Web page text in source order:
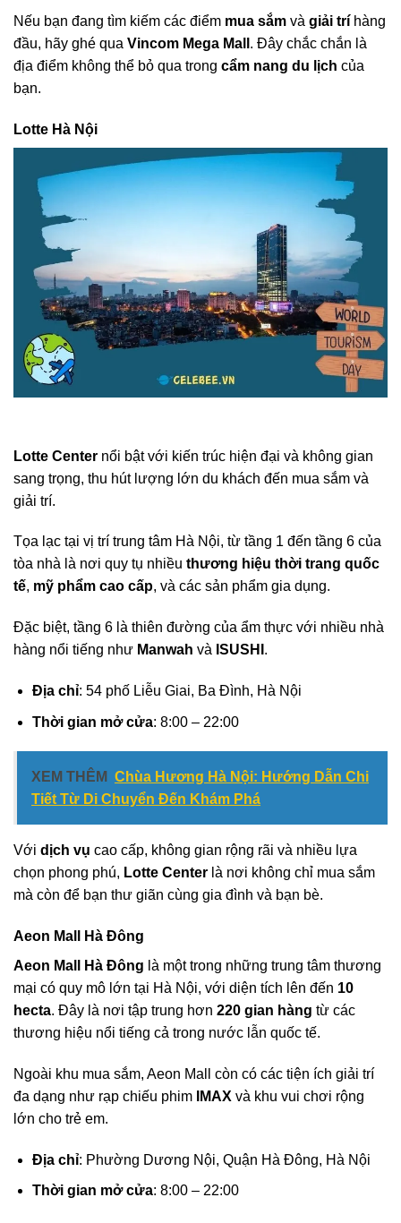
Nếu bạn đang tìm kiếm các điểm mua sắm và giải trí hàng
đầu, hãy ghé qua Vincom Mega Mall . Đây chắc chắn là
địa điểm không thể bỏ qua trong cẩm nang du lịch của
bạn.
Lotte Hà Nội
Lotte Center nổi bật với kiến trúc hiện đại và không gian
sang trọng, thu hút lượng lớn du khách đến mua sắm và
giải trí.
Tọa lạc tại vị trí trung tâm Hà Nội, từ tầng 1 đến tầng 6 của
tòa nhà là nơi quy tụ nhiều thương hiệu thời trang quốc
tế, mỹ phẩm cao cấp, và các sản phẩm gia dụng.
Đặc biệt, tầng 6 là thiên đường của ẩm thực với nhiều nhà
hàng nổi tiếng như Manwah và ISUSHI .
Địa chỉ: 54 phố Liễu Giai, Ba Đình, Hà Nội
Thời gian mở cửa: 8:00 – 22:00
XEM THÊM Chùa Hương Hà Nội: Hướng Dẫn Chi
Tiết Từ Di Chuyển Đến Khám Phá
Với dịch vụ cao cấp, không gian rộng rãi và nhiều lựa
chọn phong phú, Lotte Center là nơi không chỉ mua sắm
mà còn để bạn thư giãn cùng gia đình và bạn bè.
Aeon Mall Hà Đông
Aeon Mall Hà Đông là một trong những trung tâm thương
mại có quy mô lớn tại Hà Nội, với diện tích lên đến 10
hecta. Đây là nơi tập trung hơn 220 gian hàng từ các
thương hiệu nổi tiếng cả trong nước lẫn quốc tế.
Ngoài khu mua sắm, Aeon Mall còn có các tiện ích giải trí
đa dạng như rạp chiếu phim
IMAX và khu vui chơi rộng
lớn cho trẻ em.
Địa chỉ: Phường Dương Nội, Quận Hà Đông, Hà Nội
Thời gian mở cửa: 8:00 – 22:00